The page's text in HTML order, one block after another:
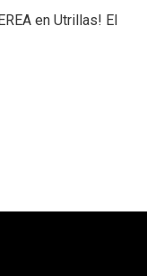
en Utrillas! El